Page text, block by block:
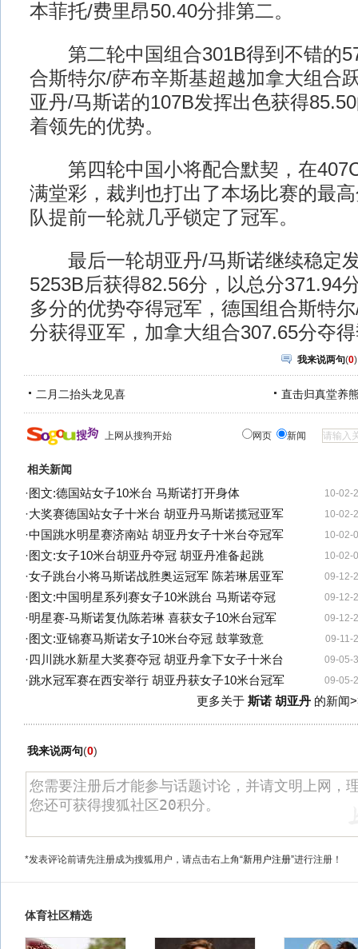
本菲托/费里昂50.40分排第二。
第二轮中国组合301B得到不错的
合斯特尔/萨布辛斯基超越加拿大组合
亚丹/马斯诺的107B发挥出色获得
着领先的优势。
第四轮中国小将配合默契，在
满堂彩，裁判也打出了本场比赛的最
队提前一轮就几乎锁定了冠军。
最后一轮胡亚丹/马斯诺继续稳定
5253B后获得82.56分，以总分371.94
多分的优势夺得冠军，德国组合斯特
分获得亚军，加拿大组合307.65分夺
我来说两句(0)
二月二抬头龙见喜 直击归真堂养
上网从搜狗开始 网页 新闻
相关新闻
10-02-
· 图文:德国站女子10米台 马斯诺打开身体
10-02-
·大奖赛德国站女子十米台 胡亚丹马斯诺揽冠亚军
10-02-
·中国跳水明星赛济南站 胡亚丹女子十米台夺冠军
10-02-
· 图文:女子10米台胡亚丹夺冠 胡亚丹准备起跳
09-12-
·女子跳台小将马斯诺战胜奥运冠军 陈若琳居亚军
09-12-
· 图文:中国明星系列赛女子10米跳台 马斯诺夺冠
09-12-
·明星赛-马斯诺复仇陈若琳 喜获女子10米台冠军
09-11-
· 图文:亚锦赛马斯诺女子10米台夺冠 鼓掌致意
09-05-
· 四川跳水新星大奖赛夺冠 胡亚丹拿下女子十米台
09-05-
·跳水冠军赛在西安举行 胡亚丹获女子10米台冠军
更多关于 斯诺 胡亚丹的新闻
我来说两句(0)
*发表评论前请先注册成为搜狐用户，请点击右上角“新用户注册”进行注册！
体育社区精选